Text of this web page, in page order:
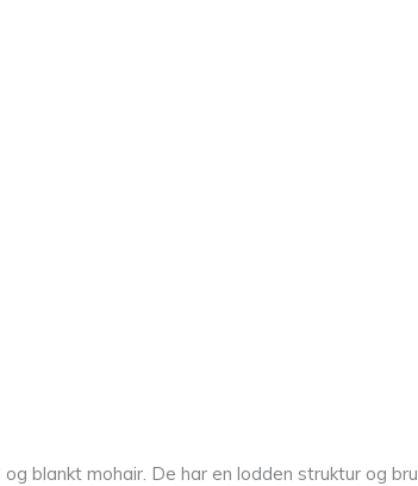
blankt mohair. De har en lodden struktur og